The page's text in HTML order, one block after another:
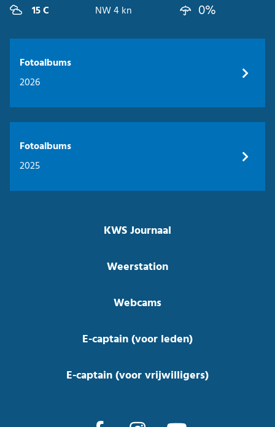
15 C
NW 4 kn 0%
Fotoalbums
2026
Fotoalbums
2025
KWS Journaal
Weerstation
Webcams
E-captain (voor leden)
E-captain (voor vrijwilligers)